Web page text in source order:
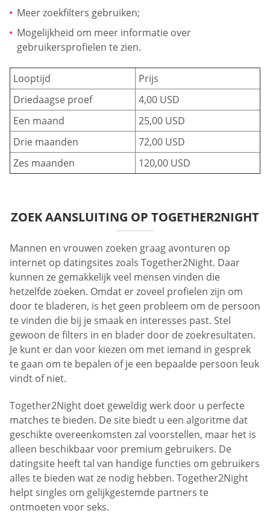
Meer zoekfilters gebruiken;
Mogelijkheid om meer informatie over
gebruikersprofielen te zien.
Looptijd
Prijs
Driedaagse proef
4,00 USD
Een maand
25,00 USD
Drie maanden
72,00 USD
Zes maanden
120,00 USD
ZOEK AANSLUITING OP TOGETHER2NIGHT
Mannen en vrouwen zoeken graag avonturen op
internet op datingsites zoals Together2Night. Daar
kunnen ze gemakkelijk veel mensen vinden die
hetzelfde zoeken. Omdat er zoveel profielen zijn om
door te bladeren, is het geen probleem om de persoon
te vinden die bij je smaak en interesses past. Stel
gewoon de filters in en blader door de zoekresultaten.
Je kunt er dan voor kiezen om met iemand in gesprek
te gaan om te bepalen of je een bepaalde persoon leuk
vindt of niet.
Together2Night doet geweldig werk door u perfecte
matches te bieden. De site biedt u een algoritme dat
geschikte overeenkomsten zal voorstellen, maar het is
alleen beschikbaar voor premium gebruikers. De
datingsite heeft tal van handige functies om gebruikers
alles te bieden wat ze nodig hebben. Together2Night
helpt singles om gelijkgestemde partners te
ontmoeten voor seks.